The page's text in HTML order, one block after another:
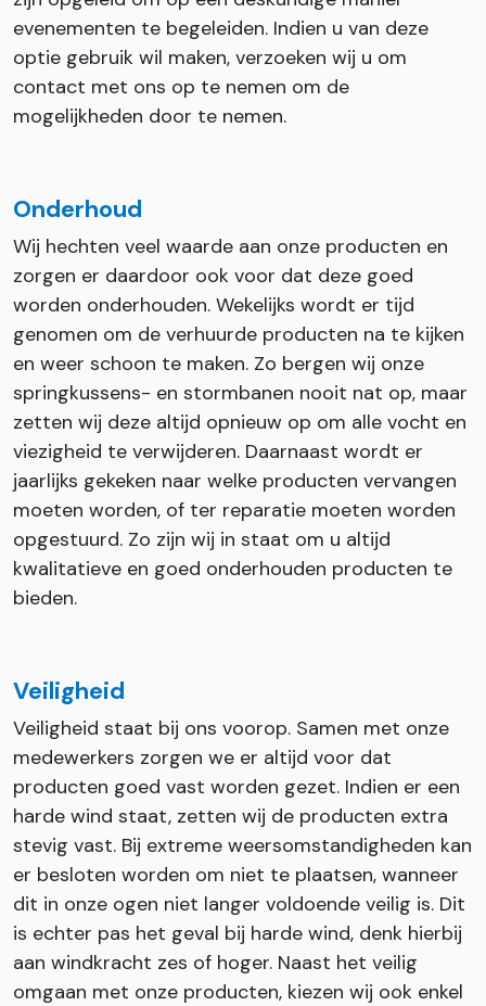
evenementen te begeleiden. Indien u van deze
optie gebruik wil maken, verzoeken wij u om
contact met ons op te nemen om de
mogelijkheden door te nemen.
Onderhoud
Wij hechten veel waarde aan onze producten en
zorgen er daardoor ook voor dat deze goed
worden onderhouden. Wekelijks wordt er tijd
genomen om de verhuurde producten na te kijken
en weer schoon te maken. Zo bergen wij onze
springkussens- en stormbanen nooit nat op, maar
zetten wij deze altijd opnieuw op om alle vocht en
viezigheid te verwijderen. Daarnaast wordt er
jaarlijks gekeken naar welke producten vervangen
moeten worden, of ter reparatie moeten worden
opgestuurd. Zo zijn wij in staat om u altijd
kwalitatieve en goed onderhouden producten te
bieden.
Veiligheid
Veiligheid staat bij ons voorop. Samen met onze
medewerkers zorgen we er altijd voor dat
producten goed vast worden gezet. Indien er een
harde wind staat, zetten wij de producten extra
stevig vast. Bij extreme weersomstandigheden kan
er besloten worden om niet te plaatsen, wanneer
dit in onze ogen niet langer voldoende veilig is. Dit
is echter pas het geval bij harde wind, denk hierbij
aan windkracht zes of hoger. Naast het veilig
omgaan met onze producten, kiezen wij ook enkel